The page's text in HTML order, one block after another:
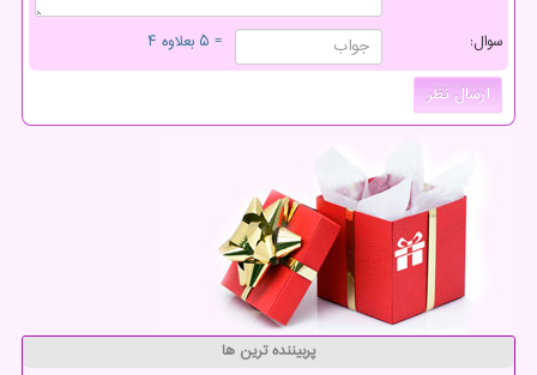
سوال: = ۵ بعلاوه ۴
پربیننده ترین ها